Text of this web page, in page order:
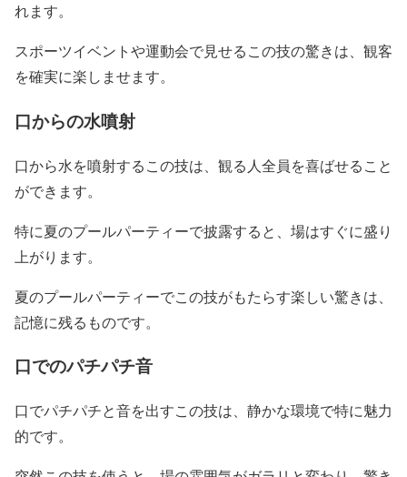
れます。
スポーツイベントや運動会で見せるこの技の驚きは、観客
を確実に楽しませます。
口からの水噴射
口から水を噴射するこの技は、観る人全員を喜ばせること
ができます。
特に夏のプールパーティーで披露すると、場はすぐに盛り
上がります。
夏のプールパーティーでこの技がもたらす楽しい驚きは、
記憶に残るものです。
口でのパチパチ音
口でパチパチと音を出すこの技は、静かな環境で特に魅力
的です。